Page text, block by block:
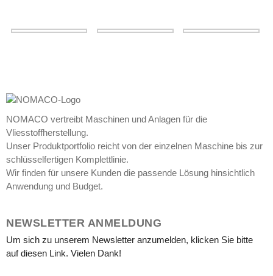
NOMACO vertreibt Maschinen und Anlagen für die
Vliesstoffherstellung.
Unser Produktportfolio reicht von der einzelnen Maschine bis zur
schlüsselfertigen Komplettlinie.
Wir finden für unsere Kunden die passende Lösung hinsichtlich
Anwendung und Budget.
NEWSLETTER ANMELDUNG
Um sich zu unserem Newsletter anzumelden, klicken Sie bitte
auf diesen Link. Vielen Dank!